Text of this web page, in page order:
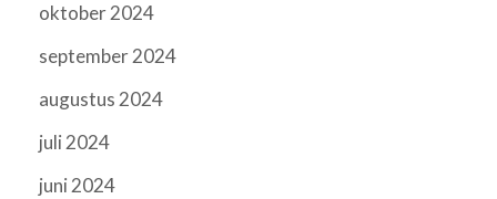
oktober 2024
september 2024
augustus 2024
juli 2024
juni 2024